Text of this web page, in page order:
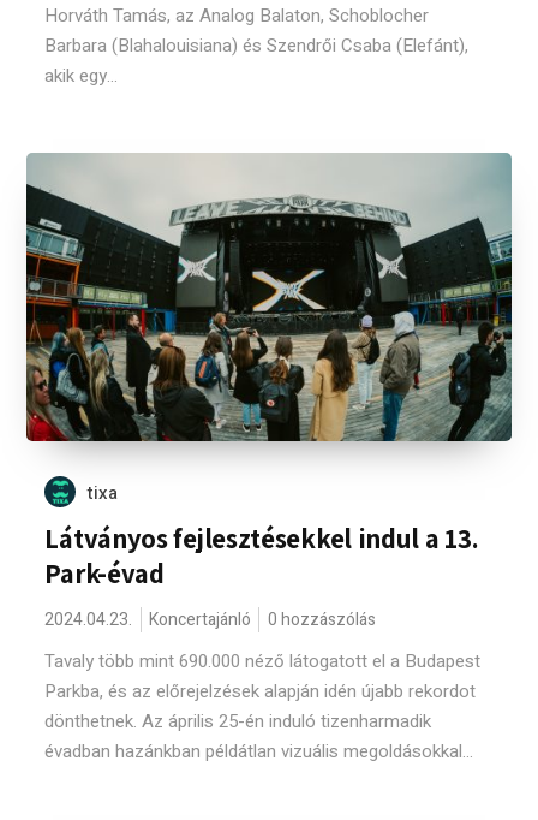
Horváth Tamás, az Analog Balaton, Schoblocher
Barbara (Blahalouisiana) és Szendrői Csaba (Elefánt),
akik egy...
tixa
Látványos fejlesztésekkel indul a 13.
Park-évad
2024.04.23. Koncertajánló 0 hozzászólás
Tavaly több mint 690.000 néző látogatott el a Budapest
Parkba, és az előrejelzések alapján idén újabb rekordot
dönthetnek. Az április 25-én induló tizenharmadik
évadban hazánkban példátlan vizuális megoldásokkal...